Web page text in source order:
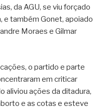
da AGU, se viu forçado
e também Gonet, apoiado
Moraes e Gilmar
o partido e parte
em criticar
aliviou ações da ditadura,
e as cotas e esteve